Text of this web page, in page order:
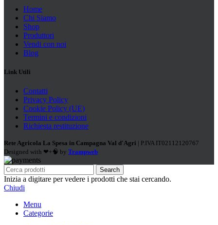
Home
Chi Siamo
Shop
Produttori
Vendi con noi
Blog
Link Utili
Contatti
Privacy Policy
Cookie Policy (UE)
Termini e condizioni
Richiesta restituzione
Rete Agricola La Spesa in Campagna Val d'Agri | P.IVA IT02112120767
Designed with ❤+🧠 by Trampweb
Search
Inizia a digitare per vedere i prodotti che stai cercando.
Chiudi
Menu
Categorie